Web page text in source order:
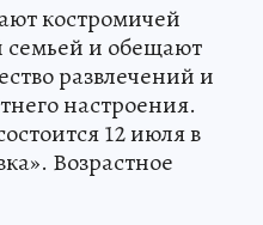
костромичей
семьей и обещают
развлечений и
настроения.
12 июля в
Возрастное